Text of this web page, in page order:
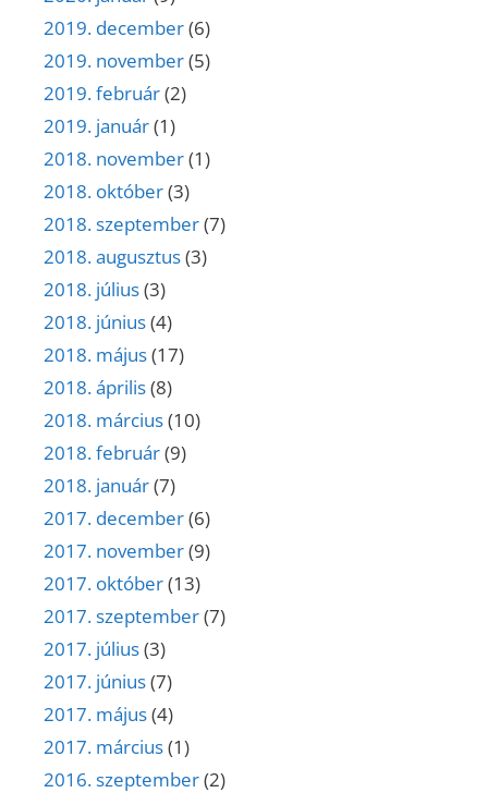
2019. december(6)
2019. november(5)
2019. február(2)
2019. január(1)
2018. november(1)
2018. október(3)
2018. szeptember(7)
2018. augusztus(3)
2018. július(3)
2018. június(4)
2018. május(17)
2018. április(8)
2018. március(10)
2018. február(9)
2018. január(7)
2017. december(6)
2017. november(9)
2017. október(13)
2017. szeptember(7)
2017. július(3)
2017. június(7)
2017. május(4)
2017. március(1)
2016. szeptember(2)